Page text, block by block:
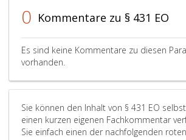
Tatbestand
in
der
fallenden
strafbaren
Handlung
0 Kommentare zu § 431 EO
Es sind keine Kommentare zu diesen
vorhanden.
Sie können den Inhalt von § 431 EO
einen kurzen eigenen Fachkommentar
Sie einfach einen der nachfolgenden